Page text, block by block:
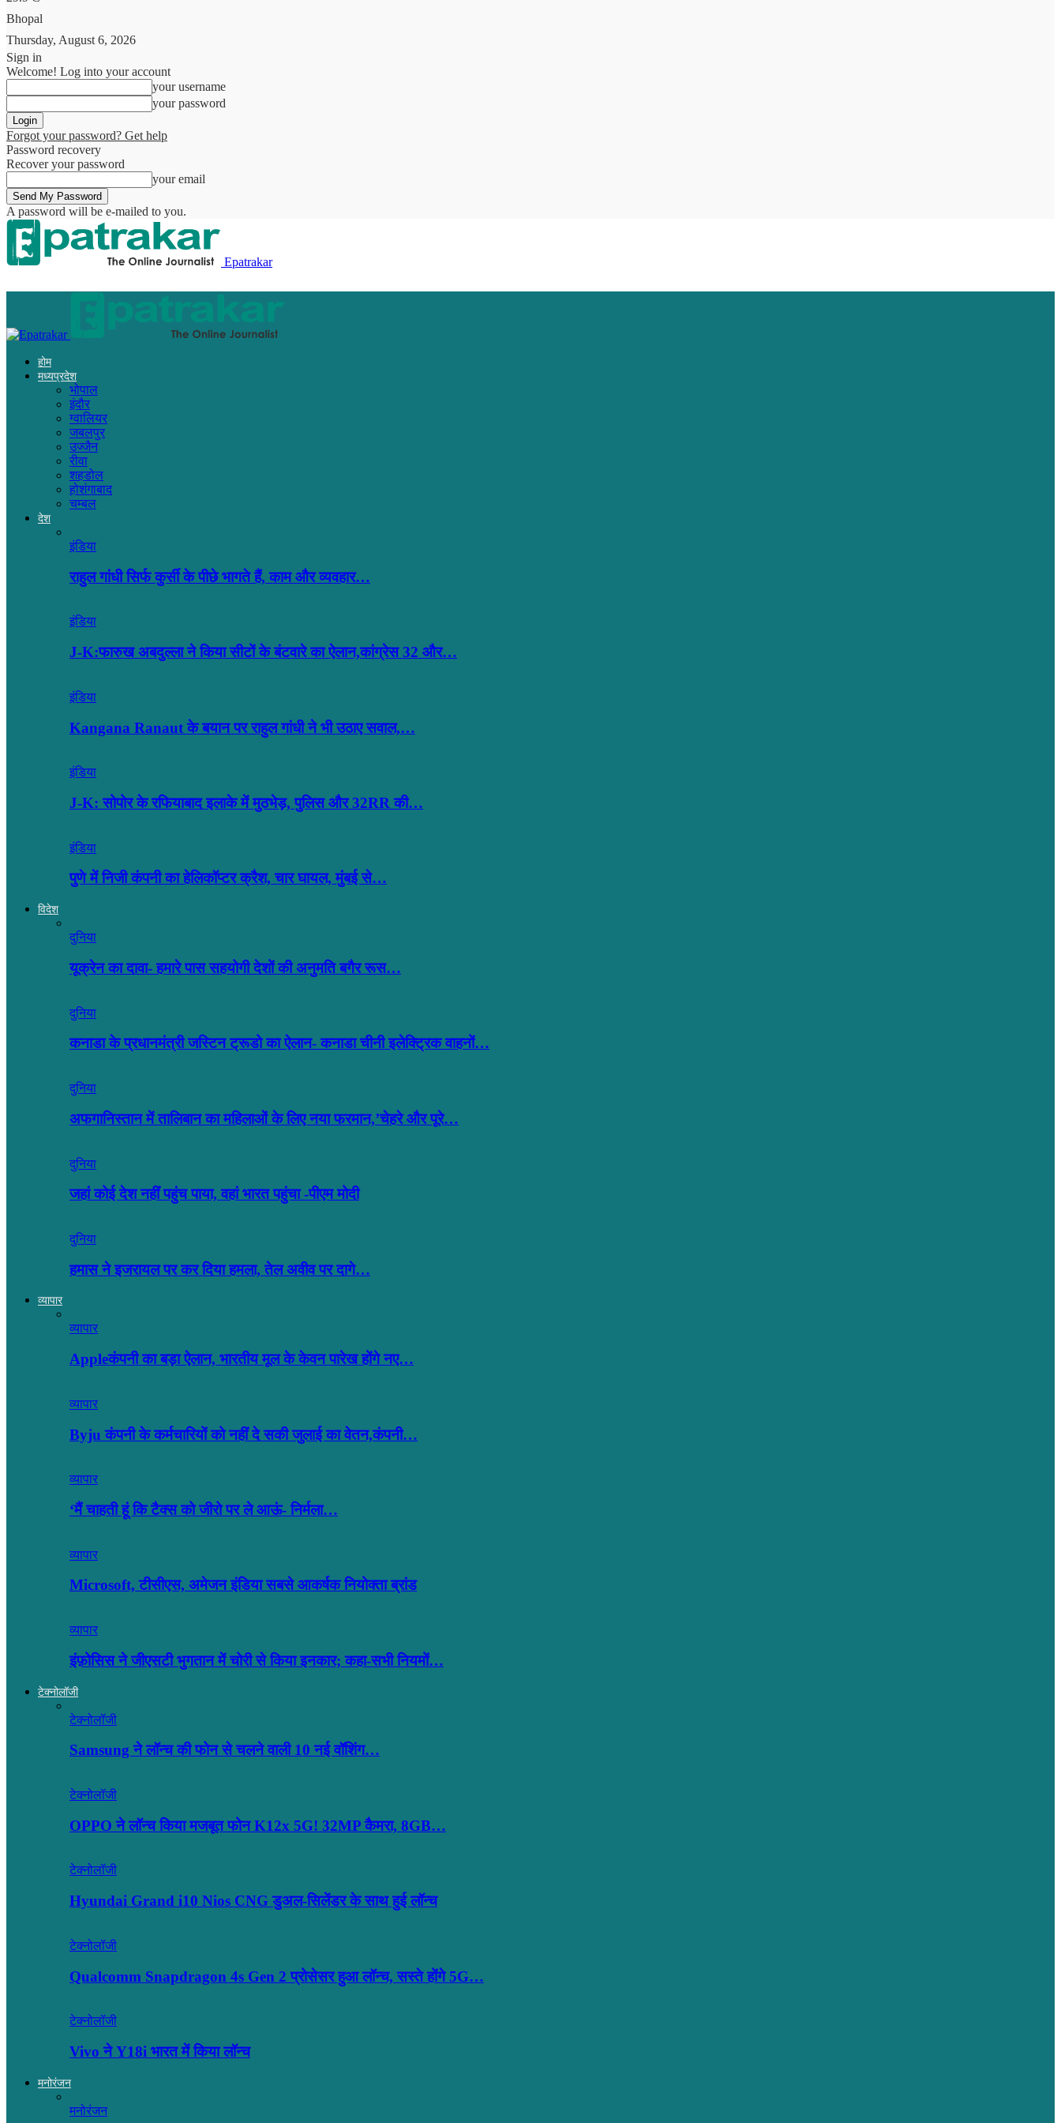
Bhopal
Thursday, August 6, 2026
Sign in
Welcome! Log into your account
your username
your password
Forgot your password? Get help
Password recovery
Recover your password
your email
A password will be e-mailed to you.
Epatrakar
होम
मध्यप्रदेश
भोपाल
इंदौर
ग्वालियर
जबलपुर
उज्जैन
रीवा
शहडोल
होशंगाबाद
चम्बल
देश
इंडिया
राहुल गांधी सिर्फ कुर्सी के पीछे भागते हैं, काम और व्यवहार…
इंडिया
J-K:फारुख अबदुल्ला ने किया सीटों के बंटवारे का ऐलान,कांग्रेस 32 और…
इंडिया
Kangana Ranaut के बयान पर राहुल गांधी ने भी उठाए सवाल,…
इंडिया
J-K: सोपोर के रफियाबाद इलाके में मुठभेड़, पुलिस और 32RR की…
इंडिया
पुणे में निजी कंपनी का हेलिकॉप्टर क्रैश, चार घायल, मुंबई से…
विदेश
दुनिया
यूक्रेन का दावा- हमारे पास सहयोगी देशों की अनुमति बगैर रूस…
दुनिया
कनाडा के प्रधानमंत्री जस्टिन ट्रूडो का ऐलान- कनाडा चीनी इलेक्ट्रिक वाहनों…
दुनिया
अफगानिस्तान में तालिबान का महिलाओं के लिए नया फरमान,’चेहरे और पूरे…
दुनिया
जहां कोई देश नहीं पहुंच पाया, वहां भारत पहुंचा -पीएम मोदी
दुनिया
हमास ने इजरायल पर कर दिया हमला, तेल अवीव पर दागे…
व्यापार
व्यापार
Appleकंपनी का बड़ा ऐलान, भारतीय मूल के केवन पारेख होंगे नए…
व्यापार
Byju कंपनी के कर्मचारियों को नहीं दे सकी जुलाई का वेतन,कंपनी…
व्यापार
‘मैं चाहती हूं कि टैक्स को जीरो पर ले आऊं- निर्मला…
व्यापार
Microsoft, टीसीएस, अमेजन इंडिया सबसे आकर्षक नियोक्ता ब्रांड
व्यापार
इंफ़ोसिस ने जीएसटी भुगतान में चोरी से किया इनकार; कहा-सभी नियमों…
टेक्नोलॉजी
टेक्नोलॉजी
Samsung ने लॉन्च की फोन से चलने वाली 10 नई वॉशिंग…
टेक्नोलॉजी
OPPO ने लॉन्‍च किया मजबूत फोन K12x 5G! 32MP कैमरा, 8GB…
टेक्नोलॉजी
Hyundai Grand i10 Nios CNG डुअल-सिलेंडर के साथ हुई लॉन्च
टेक्नोलॉजी
Qualcomm Snapdragon 4s Gen 2 प्रोसेसर हुआ लॉन्च, सस्ते होंगे 5G…
टेक्नोलॉजी
Vivo ने Y18i भारत में किया लॉन्च
मनोरंजन
मनोरंजन